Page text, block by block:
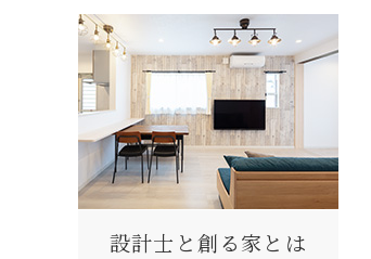
設計士と創る家とは